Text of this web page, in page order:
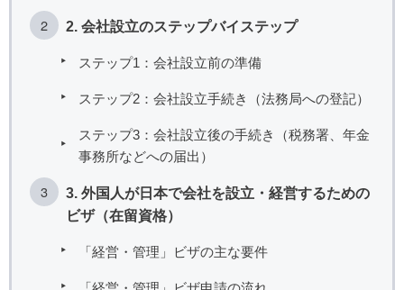
2. 会社設立のステップバイステップ
ステップ1：会社設立前の準備
ステップ2：会社設立手続き（法務局への登記）
ステップ3：会社設立後の手続き（税務署、年金
事務所などへの届出）
3. 外国人が日本で会社を設立・経営するための
ビザ（在留資格）
「経営・管理」ビザの主な要件